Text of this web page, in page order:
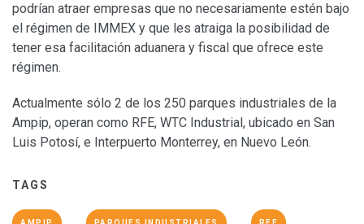
podrían atraer empresas que no necesariamente estén bajo
el régimen de IMMEX y que les atraiga la posibilidad de
tener esa facilitación aduanera y fiscal que ofrece este
régimen.
Actualmente sólo 2 de los 250 parques industriales de la
Ampip, operan como RFE, WTC Industrial, ubicado en San
Luis Potosí, e Interpuerto Monterrey, en Nuevo León.
TAGS